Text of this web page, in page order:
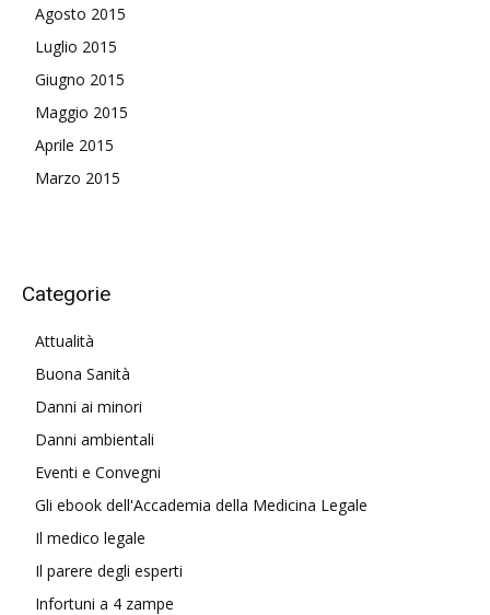
Agosto 2015
Luglio 2015
Giugno 2015
Maggio 2015
Aprile 2015
Marzo 2015
Categorie
Attualità
Buona Sanità
Danni ai minori
Danni ambientali
Eventi e Convegni
Gli ebook dell'Accademia della Medicina Legale
Il medico legale
Il parere degli esperti
Infortuni a 4 zampe